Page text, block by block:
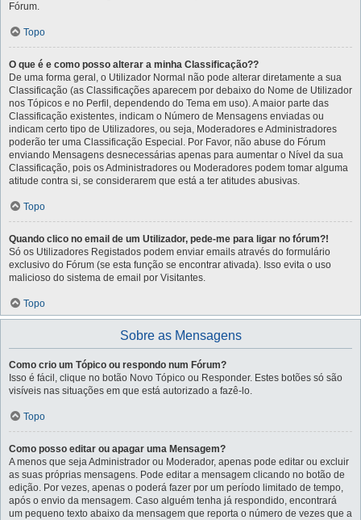
Fórum.
Topo
O que é e como posso alterar a minha Classificação??
De uma forma geral, o Utilizador Normal não pode alterar diretamente a sua
Classificação (as Classificações aparecem por debaixo do Nome de Utilizador
nos Tópicos e no Perfil, dependendo do Tema em uso). A maior parte das
Classificação existentes, indicam o Número de Mensagens enviadas ou
indicam certo tipo de Utilizadores, ou seja, Moderadores e Administradores
poderão ter uma Classificação Especial. Por Favor, não abuse do Fórum
enviando Mensagens desnecessárias apenas para aumentar o Nível da sua
Classificação, pois os Administradores ou Moderadores podem tomar alguma
atitude contra si, se considerarem que está a ter atitudes abusivas.
Topo
Quando clico no email de um Utilizador, pede-me para ligar no fórum?!
Só os Utilizadores Registados podem enviar emails através do formulário
exclusivo do Fórum (se esta função se encontrar ativada). Isso evita o uso
malicioso do sistema de email por Visitantes.
Topo
Sobre as Mensagens
Como crio um Tópico ou respondo num Fórum?
Isso é fácil, clique no botão Novo Tópico ou Responder. Estes botões só são
visíveis nas situações em que está autorizado a fazê-lo.
Topo
Como posso editar ou apagar uma Mensagem?
A menos que seja Administrador ou Moderador, apenas pode editar ou excluir
as suas próprias mensagens. Pode editar a mensagem clicando no botão de
edição. Por vezes, apenas o poderá fazer por um período limitado de tempo,
após o envio da mensagem. Caso alguém tenha já respondido, encontrará
um pequeno texto abaixo da mensagem que reporta o número de vezes que a